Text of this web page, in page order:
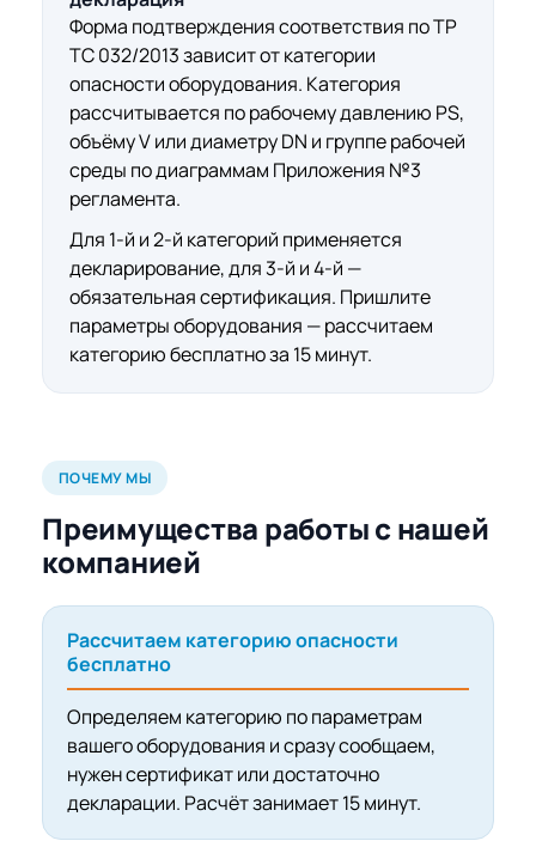
Форма подтверждения соответствия по ТР
ТС 032/2013 зависит от категории
опасности оборудования. Категория
рассчитывается по рабочему давлению PS,
объёму V или диаметру DN и группе рабочей
среды по диаграммам Приложения №3
регламента.
Для 1-й и 2-й категорий применяется
декларирование, для 3-й и 4-й —
обязательная сертификация. Пришлите
параметры оборудования — рассчитаем
категорию бесплатно за 15 минут.
ПОЧЕМУ МЫ
Преимущества работы с нашей
компанией
Рассчитаем категорию опасности
бесплатно
Определяем категорию по параметрам
вашего оборудования и сразу сообщаем,
нужен сертификат или достаточно
декларации. Расчёт занимает 15 минут.